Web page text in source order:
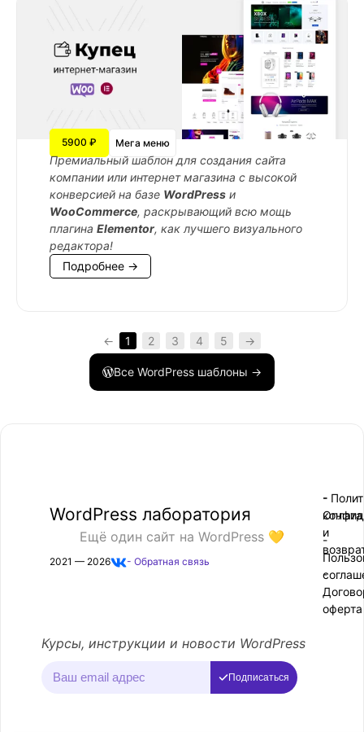
5900 ₽ Мега меню
Премиальный шаблон для создания сайта
компании или интернет магазина с высокой
конверсией на базе WordPress и
WooCommerce, раскрывающий всю мощь
плагина Elementor, как лучшего визуального
редактора!
Подробнее →
← 1 2 3 4 5 →
Все WordPress шаблоны →
WordPress лаборатория
Ещё один сайт на WordPress 💛
2021 — 2026 - Обратная связь
-
-
-
Оплата
и
-
оферта
Курсы, инструкции и новости WordPress
Подписаться